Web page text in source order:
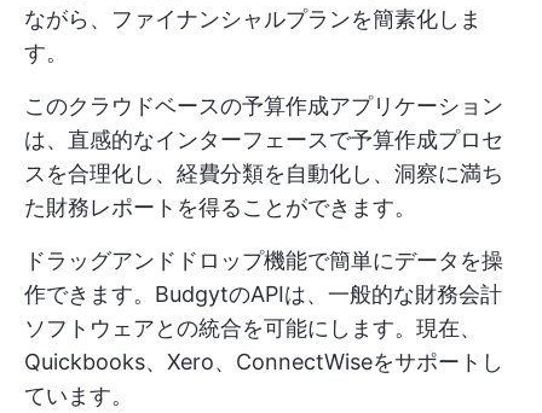
ながら、ファイナンシャルプランを簡素化しま
す。
このクラウドベースの予算作成アプリケーション
は、直感的なインターフェースで予算作成プロセ
スを合理化し、経費分類を自動化し、洞察に満ち
た財務レポートを得ることができます。
ドラッグアンドドロップ機能で簡単にデータを操
作できます。BudgytのAPIは、一般的な財務会計
ソフトウェアとの統合を可能にします。現在、
Quickbooks、Xero、ConnectWiseをサポートし
ています。